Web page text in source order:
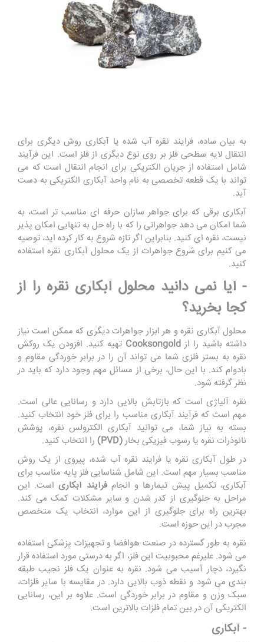
به بیان ساده، فرایند نقره آب شده یا آبکاری روش دیگری برای
انتقال لایه سطحی فلز بر روی نوع دیگری از فلز است. این فرآیند
شامل استفاده از جریان الکتریکی برای انجام انتقال است که می
تواند با یک قطعه تخصصی به نام واحد آبکاری الکتریکی به دست
آید.
آبکاری برقی که برای جواهر سازان حرفه ای مناسب تر است، به
شما امکان می دهد جواهراتی را که با راه حل به تنهایی امکان پذیر
نیست، نقره ای کنید. بنابراین اگر تازه شروع به کار کرده اید، توصیه
می کنیم برای شروع جواهرات از یک محلول آبکاری نقره استفاده
کنید.
- آیا نمی دانید محلول آبکاری نقره را از
کجا بخرید؟
محلول آبکاری نقره و هر ابزار جواهرات دیگری که ممکن است نیاز
داشته باشید را از Cooksongold تهیه کنید. افزودن یک روکش
نقره به بستر فلزی شما می تواند آن را در برابر خوردگی مقاوم و
بادوام کند. با این حال، برخی از مسائل مهم وجود دارد که باید در
نظر گرفته شود.
نقره آلیاژی است که بازتابش بالایی دارد و رسانایی عالی است.
مهم است که فرآیند آبکاری مناسب را برای فلز خود انتخاب کنید.
بسته به نیاز شما، می توانید آبکاری الکترولس نقره، پوشش
نانوذرات نقره یا رسوب فیزیکی بخار(PVD)
را انتخاب کنید.
در طول آبکاری نقره یا فرایند نقره آب شده، پیروی از یک روش
مناسب بسیار مهم است. این شامل شناسایی فلز پایه مناسب برای
آبکاری، تکمیل پیش تیمارها و انجامفرآیند آبکاریاست. این
مراحل به جلوگیری از کدر شدن و سایر مشکلات کمک می کند.
بهترین راه برای جلوگیری از این موارد، انتخاب یک متخصص
مجرب در این حوزه است.
نقره به طور گسترده در صنعت هوافضا و تجهیزات پزشکی استفاده
می شود. علیرغم محبوبیت این فلز، اگر به درستی مورد استفاده قرار
نگیرد، دچار آسیب می شود. نقره به عنوان یک فلز نجیب طبقه
بندی می شود و نقطه ذوب بالایی دارد. در مقایسه با سایر فلزات،
سبک وزن و مقاوم در برابر خوردگی است. علاوه بر این، رسانایی
الکتریکی آن در بین تمام فلزات بالاترین است.
- آبکاری